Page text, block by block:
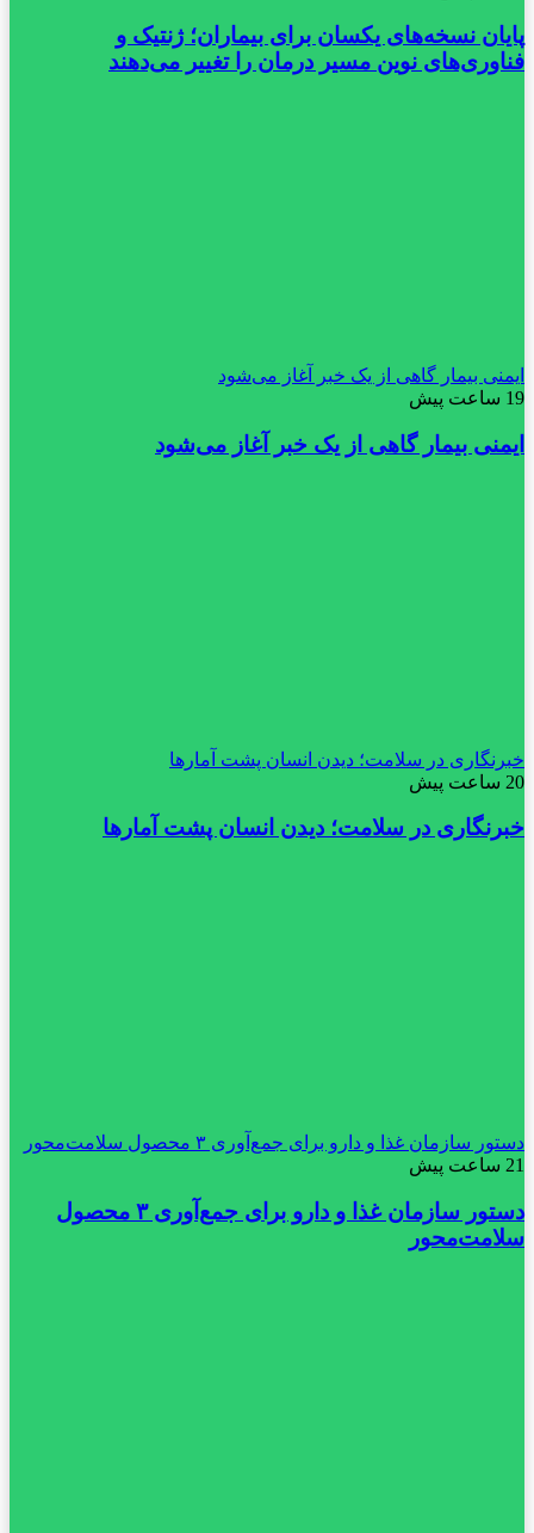
پایان نسخه‌های یکسان برای بیماران؛ ژنتیک و
فناوری‌های نوین مسیر درمان را تغییر می‌دهند
ایمنی بیمار گاهی از یک خبر آغاز می‌شود
19 ساعت پیش
ایمنی بیمار گاهی از یک خبر آغاز می‌شود
خبرنگاری در سلامت؛ دیدن انسان پشت آمارها
20 ساعت پیش
خبرنگاری در سلامت؛ دیدن انسان پشت آمارها
دستور سازمان غذا و دارو برای جمع‌آوری ۳ محصول سلامت‌محور
21 ساعت پیش
دستور سازمان غذا و دارو برای جمع‌آوری ۳ محصول
سلامت‌محور